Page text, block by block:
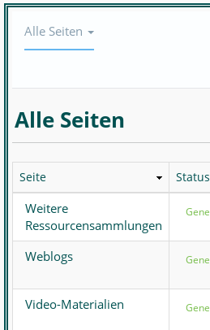
Navigation
anzeigen/verbergen
Alle Seiten
Alle Seiten
Seite Status
Weitere
Ressourcensammlungen
Weblogs
Video-Materialien